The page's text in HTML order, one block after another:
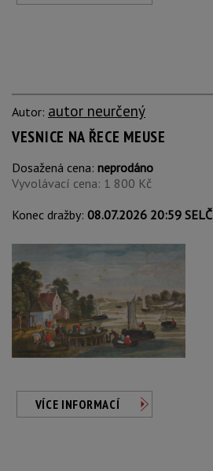
Autor: autor neurčený
VESNICE NA ŘECE MEUSE
Dosažená cena: neprodáno
Vyvolávací cena: 1 800 Kč
Konec dražby: 08.07.2026 20:59 SELČ
VÍCE INFORMACÍ